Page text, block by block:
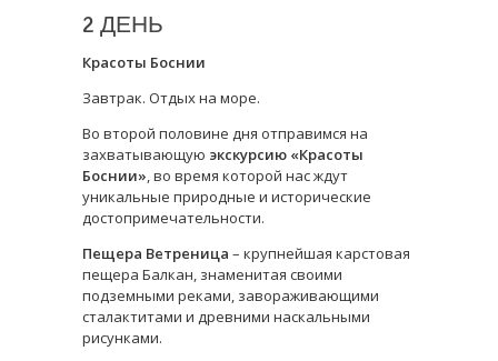
2 ДЕНЬ
Красоты Боснии
Завтрак. Отдых на море.
Во второй половине дня отправимся на
захватывающую экскурсию «Красоты
Боснии», во время которой нас ждут
уникальные природные и исторические
достопримечательности.
Пещера Ветреница – крупнейшая карстовая
пещера Балкан, знаменитая своими
подземными реками, завораживающими
сталактитами и древними наскальными
рисунками.